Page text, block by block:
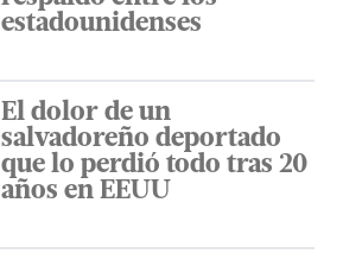
estadounidenses
El dolor de un
salvadoreño deportado
que lo perdió todo tras 20
años en EEUU